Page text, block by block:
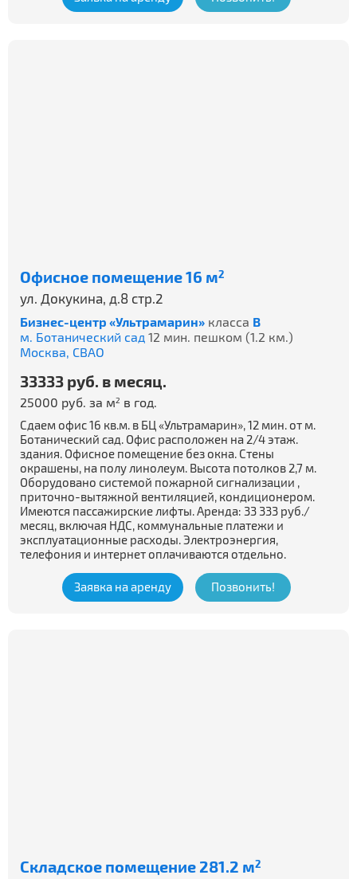
Офисное помещение 16 м2
ул. Докукина, д.8 стр.2
Бизнес-центр «Ультрамарин» класса B
м. Ботанический сад 12 мин. пешком (1.2 км.)
Москва, СВАО
33333 руб. в месяц.
25000 руб. за м2 в год.
Сдаем офис 16 кв.м. в БЦ «Ультрамарин», 12 мин. от м.
Ботанический сад. Офис расположен на 2/4 этаж.
здания. Офисное помещение без окна. Стены
окрашены, на полу линолеум. Высота потолков 2,7 м.
Оборудовано системой пожарной сигнализации ,
приточно-вытяжной вентиляцией, кондиционером.
Имеются пассажирские лифты. Аренда: 33 333 руб./
месяц, включая НДС, коммунальные платежи и
эксплуатационные расходы. Электроэнергия,
телефония и интернет оплачиваются отдельно.
Заявка на аренду Позвонить!
Складское помещение 281.2 м2